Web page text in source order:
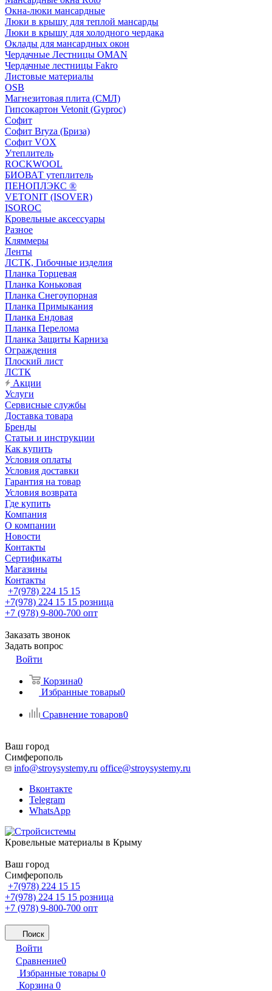
Окна-люки мансардные
Люки в крышу для теплой мансарды
Люки в крышу для холодного чердака
Оклады для мансардных окон
Чердачные Лестницы OMAN
Чердачные лестницы Fakro
Листовые материалы
OSB
Магнезитовая плита (СМЛ)
Гипсокартон Vetonit (Gyproc)
Софит
Софит Bryza (Бриза)
Софит VOX
Утеплитель
ROCKWOOL
БИОВАТ утеплитель
ПЕНОПЛЭКС ®
VETONIT (ISOVER)
ISOROC
Кровельные аксессуары
Разное
Кляммеры
Ленты
ЛСТК, Гибочные изделия
Планка Торцевая
Планка Коньковая
Планка Снегоупорная
Планка Примыкания
Планка Ендовая
Планка Перелома
Планка Защиты Карниза
Ограждения
Плоский лист
ЛСТК
Акции
Услуги
Сервисные службы
Доставка товара
Бренды
Статьи и инструкции
Как купить
Условия оплаты
Условия доставки
Гарантия на товар
Условия возврата
Где купить
Компания
О компании
Новости
Контакты
Сертификаты
Магазины
Контакты
+7(978) 224 15 15
+7(978) 224 15 15 розница
+7 (978) 9-800-700 опт
Заказать звонок
Задать вопрос
Войти
Корзина0
Избранные товары0
Сравнение товаров0
Ваш город
Симферополь
info@stroysystemy.ru office@stroysystemy.ru
Вконтакте
Telegram
WhatsApp
Кровельные материалы в Крыму
Ваш город
Симферополь
+7(978) 224 15 15
+7(978) 224 15 15 розница
+7 (978) 9-800-700 опт
Поиск
Войти
Сравнение0
Избранные товары 0
Корзина 0